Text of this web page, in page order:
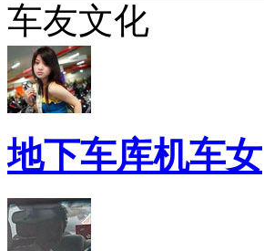
车友文化
地下车库机车女